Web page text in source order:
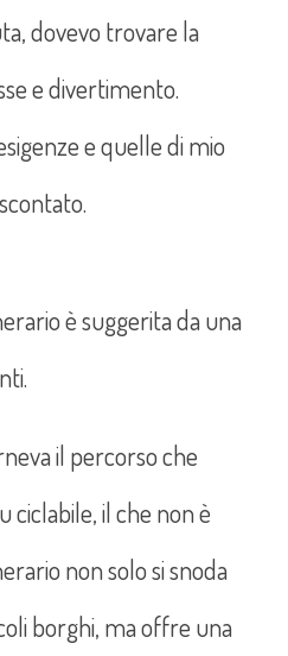
dovevo trovare la
e divertimento.
e quelle di mio
è suggerita da una
il percorso che
ciclabile, il che non è
non solo si snoda
borghi, ma offre una